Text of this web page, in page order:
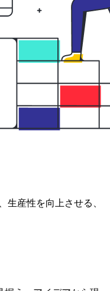
生産性を向上させる、